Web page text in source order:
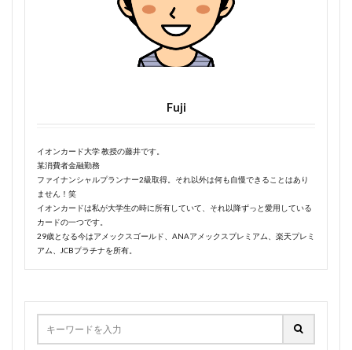
Fuji
イオンカード大学 教授の藤井です。
某消費者金融勤務
ファイナンシャルプランナー2級取得。それ以外は何も自慢できることはあり
ません！笑
イオンカードは私が大学生の時に所有していて、それ以降ずっと愛用している
カードの一つです。
29歳となる今はアメックスゴールド、ANAアメックスプレミアム、楽天プレミ
アム、JCBプラチナを所有。